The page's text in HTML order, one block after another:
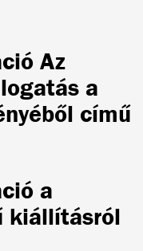
Az
a
című
a
kiállításról